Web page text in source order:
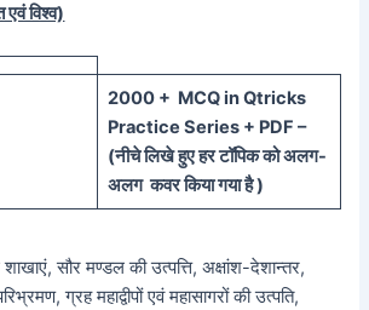
विश्व)
2000 + MCQ in Qtricks
Practice Series + PDF –
(नीचेलिखे हुएहर टॉपिक कोअलग-
अलग कवर किया गया है )
सौर मण्डल की उत्पत्ति, अक्षांश-देशान्तर,
ग्रह महाद्वीपों एवं महासागरों की उत्पति,